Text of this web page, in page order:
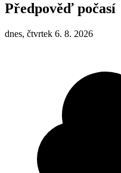
Předpověď počasí
dnes, čtvrtek 6. 8. 2026